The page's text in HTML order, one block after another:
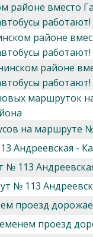
районе вместо
работают!
районе
работают!
районе
работают!
маршруток
на маршруте
Андреевская -
№ 113
№ 113
проезд
проезд